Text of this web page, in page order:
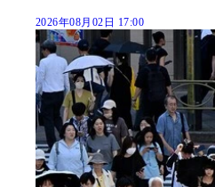
2026年08月02日 17:00